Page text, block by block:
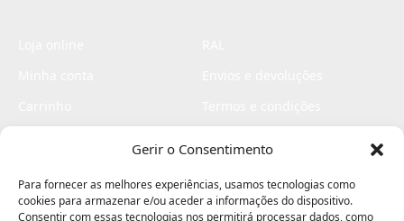
Gerir o Consentimento
Para fornecer as melhores experiências, usamos tecnologias como
cookies para armazenar e/ou aceder a informações do dispositivo.
Consentir com essas tecnologias nos permitirá processar dados, como
Livro de elogios